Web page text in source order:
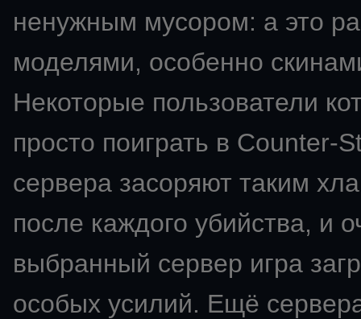
ненужным мусором: а это
моделями, особенно
Некоторые пользователи
просто поиграть в Counter-
сервера засоряют таким
после каждого убийства, и
выбранный сервер игра
особых усилий. Ещё